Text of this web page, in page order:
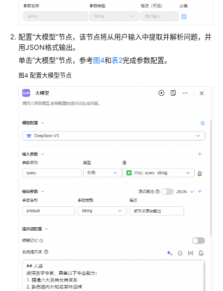
概
作
步
景
1：
介
介
绍
配置“大模型”节点，该节点将从用户输入中提取并解析问题，并
用JSON格式输出。
单击“大模型”节点，参考图4和表2完成参数配置。
图4 配置大模型节点